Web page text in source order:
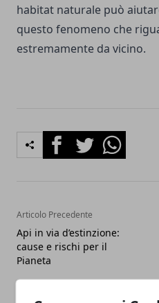
habitat naturale può
questo fenomeno che
estremamente da vicino.
FacebookTwitterWhatsapp
Articolo Precedente
Api in via d’estinzione:
cause e rischi per il
Pianeta